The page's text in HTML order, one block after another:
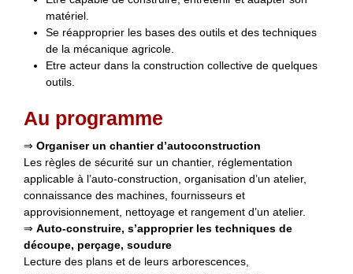
matériel.
Se réapproprier les bases des outils et des techniques
de la mécanique agricole.
Etre acteur dans la construction collective de quelques
outils.
Au programme
⇒ Organiser un chantier d’autoconstruction
Les règles de sécurité sur un chantier, réglementation
applicable à l’auto-construction, organisation d’un atelier,
connaissance des machines, fournisseurs et
approvisionnement, nettoyage et rangement d’un atelier.
⇒ Auto-construire, s’approprier les techniques de
découpe, perçage, soudure
Lecture des plans et de leurs arborescences,